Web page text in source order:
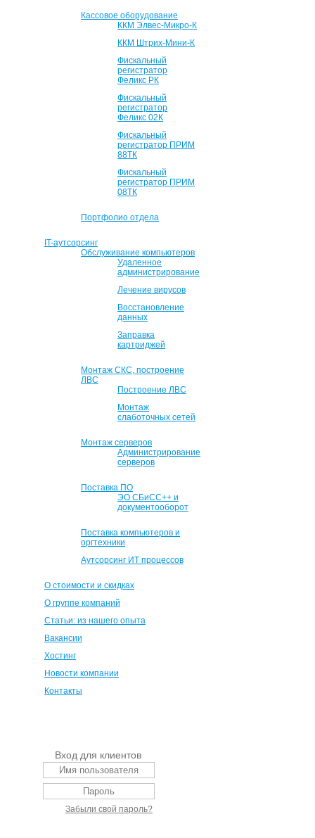
Кассовое оборудование
ККМ Элвес-Микро-К
ККМ Штрих-Мини-К
Фискальный
регистратор
Феликс РК
Фискальный
регистратор
Феликс 02К
Фискальный
регистратор ПРИМ
88ТК
Фискальный
регистратор ПРИМ
08ТК
Портфолио отдела
IT-аутсорсинг
Обслуживание компьютеров
Удаленное
администрирование
Лечение вирусов
Восстановление
данных
Заправка
картриджей
Монтаж СКС, построение
ЛВС
Построение ЛВС
Монтаж
слаботочных сетей
Монтаж серверов
Администрирование
серверов
Поставка ПО
ЭО СБиСС++ и
документооборот
Поставка компьютеров и
оргтехники
Аутсорсинг ИТ процессов
О стоимости и скидках
О группе компаний
Статьи: из нашего опыта
Вакансии
Хостинг
Новости компании
Контакты
Вход для клиентов
Забыли свой пароль?